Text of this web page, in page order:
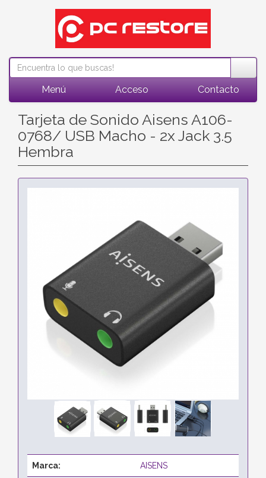
Menú Acceso Contacto
Tarjeta de Sonido Aisens A106-
0768/ USB Macho - 2x Jack 3.5
Hembra
Marca: AISENS